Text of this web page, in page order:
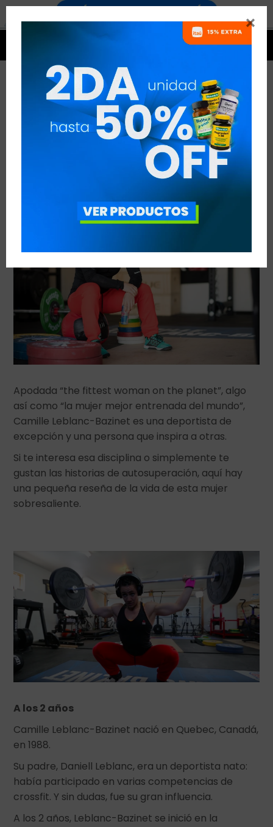

LA GRAN CROSSFITTER CANADIENSE
VER TODAS LAS ENTRADAS
Noticias
Apodada “the fittest woman on the planet”, algo
así como “la mujer mejor entrenada del mundo”,
Camille Leblanc-Bazinet es una deportista de
excepción y una persona que inspira a otras.
Si te interesa esa disciplina o simplemente te
gustan las historias de autosuperación, aquí hay
una pequeña reseña de la vida de esta mujer
sobresaliente.
A los 2 años
Camille Leblanc-Bazinet nació en Quebec, Canadá,
en 1988.
Su padre, Daniell Leblanc, era un deportista nato:
había participado en varias competencias de
crossfit. Y sin dudas, fue su gran influencia.
A los 2 años, Leblanc-Bazinet se inició en la